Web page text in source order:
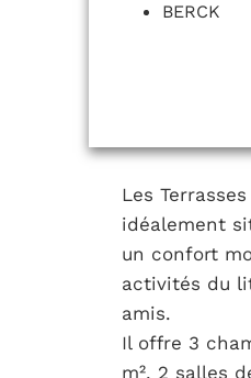
BERCK
Les
idéalement
un confort
activités du
amis.
Il offre 3
m², 2 salles